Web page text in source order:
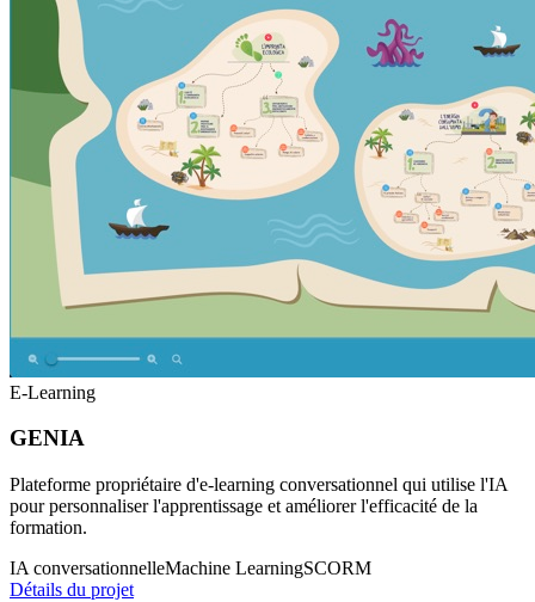
E-Learning
GENIA
Plateforme propriétaire d'e-learning conversationnel qui utilise l'IA
pour personnaliser l'apprentissage et améliorer l'efficacité de la
formation.
IA conversationnelleMachine LearningSCORM
Détails du projet